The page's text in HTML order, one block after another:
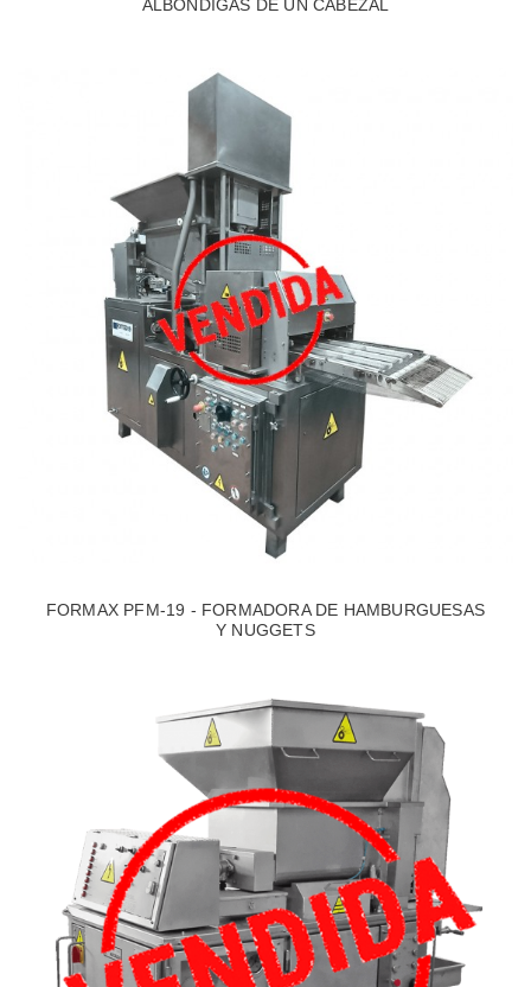
ALBONDIGAS DE UN CABEZAL
FORMAX PFM-19 - FORMADORA DE HAMBURGUESAS
Y NUGGETS